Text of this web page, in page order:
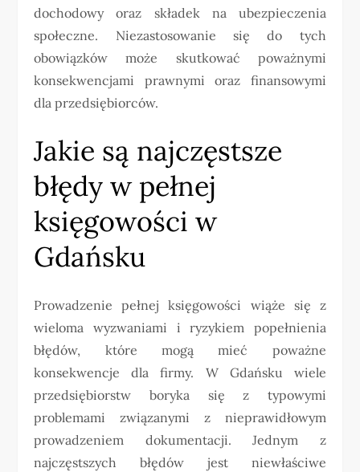
dochodowy oraz składek na ubezpieczenia
społeczne. Niezastosowanie się do tych
obowiązków może skutkować poważnymi
konsekwencjami prawnymi oraz finansowymi
dla przedsiębiorców.
Jakie są najczęstsze
błędy w pełnej
księgowości w
Gdańsku
Prowadzenie pełnej księgowości wiąże się z
wieloma wyzwaniami i ryzykiem popełnienia
błędów, które mogą mieć poważne
konsekwencje dla firmy. W Gdańsku wiele
przedsiębiorstw boryka się z typowymi
problemami związanymi z nieprawidłowym
prowadzeniem dokumentacji. Jednym z
najczęstszych błędów jest niewłaściwe